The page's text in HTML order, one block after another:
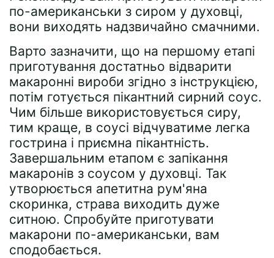
по-американськи з сиром у духовці,
вони виходять надзвичайно смачними.
Варто зазначити, що на першому етапі
приготування достатньо відварити
макаронні вироби згідно з інструкцією,
потім готується пікантний сирний соус.
Чим більше використовується сиру,
тим краще, в соусі відчуватиме легка
гострина і приємна пікантність.
Завершальним етапом є запікання
макаронів з соусом у духовці. Так
утворюється апетитна рум'яна
скоринка, страва виходить дуже
ситною. Спробуйте приготувати
макарони по-американськи, вам
сподобається.